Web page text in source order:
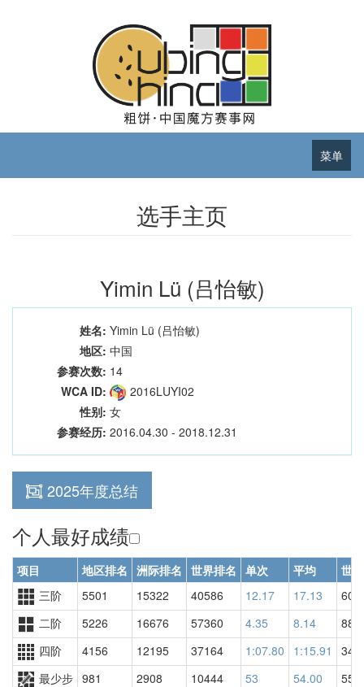
菜单
选手主页
Yimin Lü (吕怡敏)
姓名: Yimin Lü (吕怡敏)
地区: 中国
参赛次数: 14
WCA ID:
2016LUYI02
性别: 女
参赛经历: 2016.04.30 - 2018.12.31
2025年度总结
个人最好成绩
项目 地区排名 洲际排名 世界排名 单次 平均
世
三阶
5501 15322 40586 12.17 17.13
二阶
5226 16676 57360 4.35 8.14
四阶
4156 12195 37164 1:07.80 1:15.91
最少步 981 2908 10444 53 54.00